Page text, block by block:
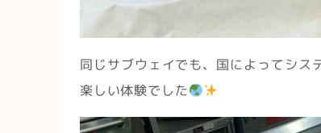
同じサブウェイでも、国によってシス
楽しい体験でした